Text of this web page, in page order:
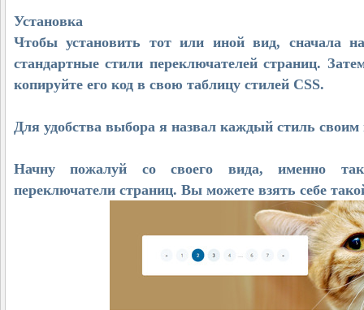
Установка
Чтобы установить тот или иной вид, сначала
стандартные стили переключателей страниц.
копируйте его код в свою таблицу стилей CSS.
Для удобства выбора я назвал каждый стиль
Начну пожалуй со своего вида, именно
переключатели страниц. Вы можете взять себе